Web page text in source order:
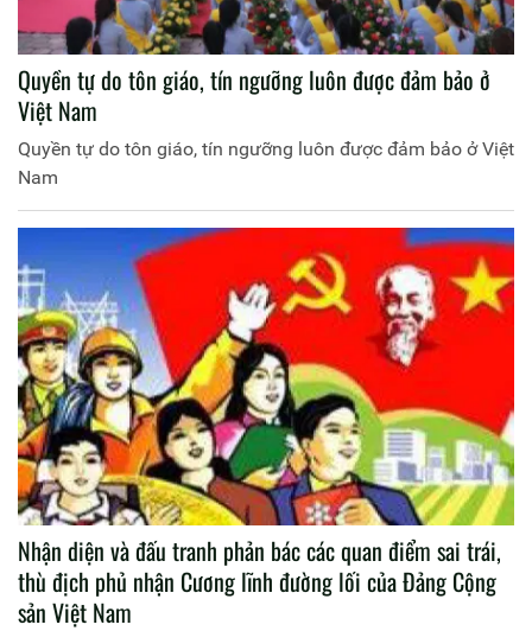
Quyền tự do tôn giáo, tín ngưỡng luôn được đảm bảo ở
Việt Nam
Quyền tự do tôn giáo, tín ngưỡng luôn được đảm bảo ở Việt
Nam
Nhận diện và đấu tranh phản bác các quan điểm sai trái,
thù địch phủ nhận Cương lĩnh đường lối của Đảng Cộng
sản Việt Nam